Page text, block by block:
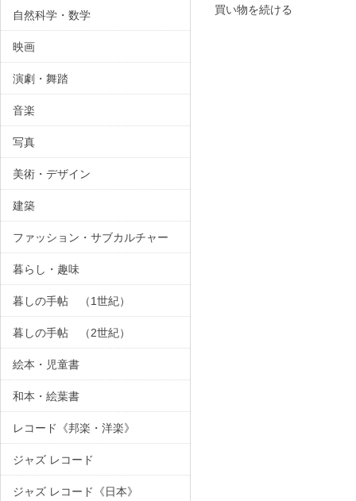
買い物を続ける
自然科学・数学
映画
演劇・舞踏
音楽
写真
美術・デザイン
建築
ファッション・サブカルチャー
暮らし・趣味
暮しの手帖 （1世紀）
暮しの手帖 （2世紀）
絵本・児童書
和本・絵葉書
レコード《邦楽・洋楽》
ジャズ レコード
ジャズ レコード《日本》